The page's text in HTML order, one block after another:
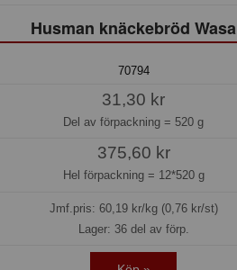
Husman knäckebröd Wasa
70794
31,30 kr
Del av förpackning = 520 g
375,60 kr
Hel förpackning = 12*520 g
Jmf.pris: 60,19kr/kg (0,76 kr/st)
Lager: 36 del av förp.